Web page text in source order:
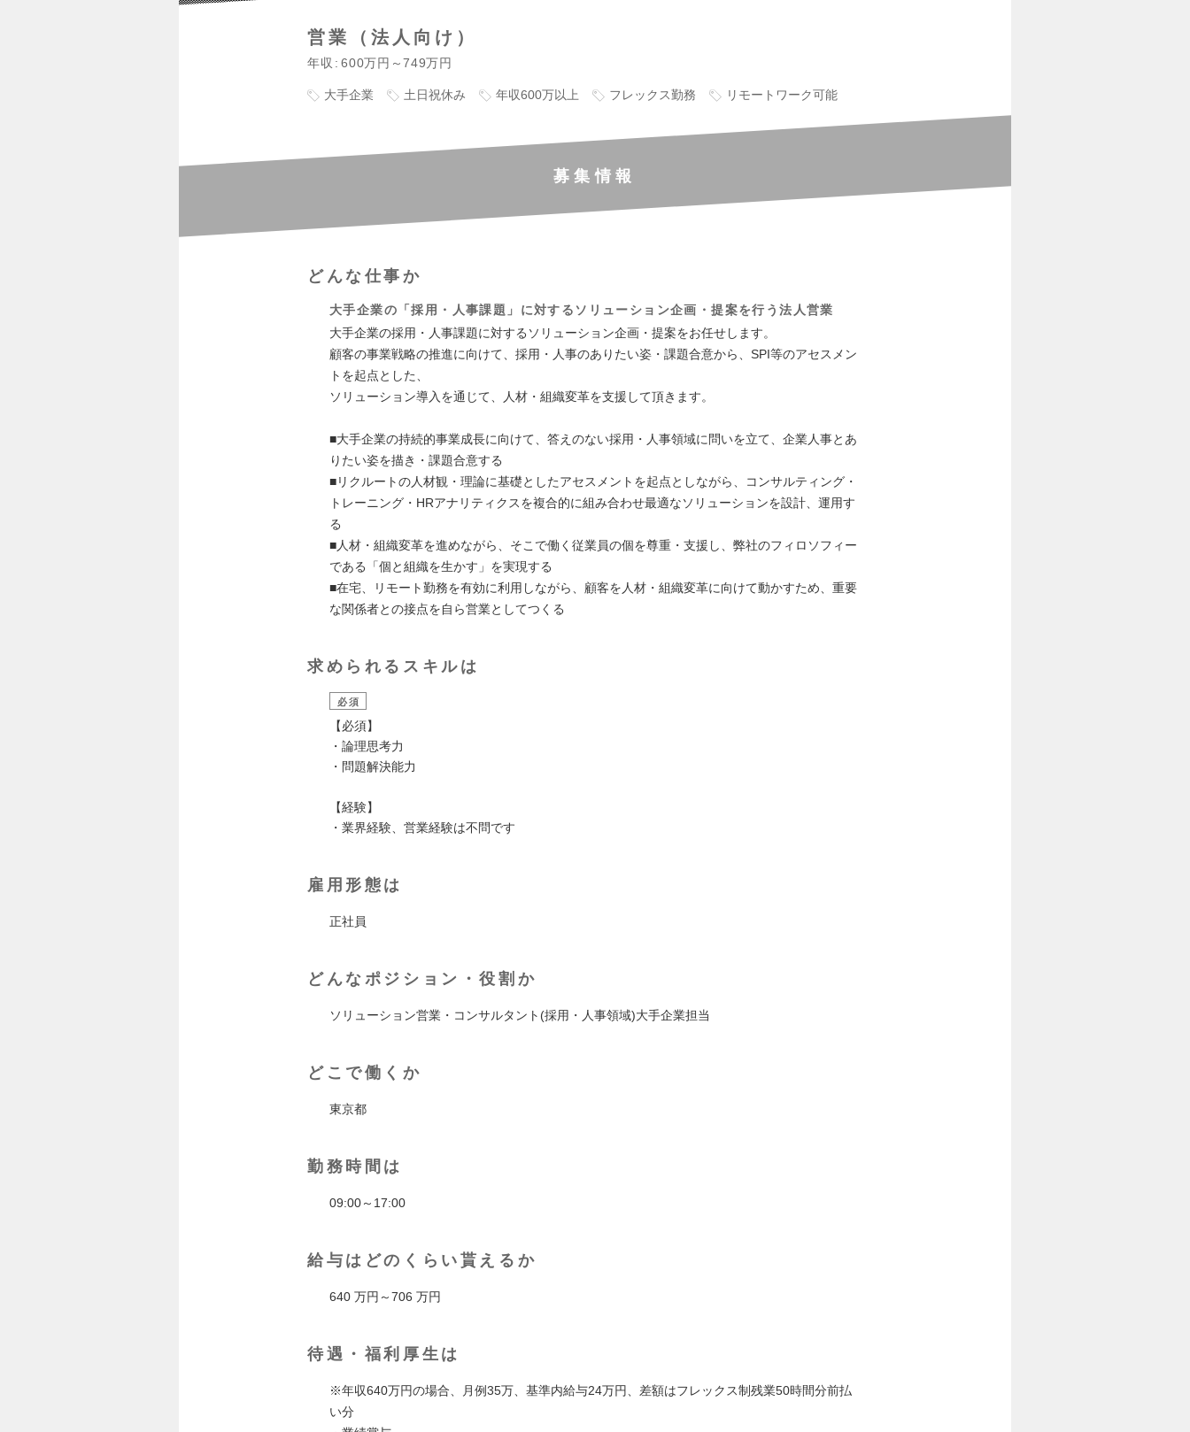
営業（法人向け）
年収 600万円～749万円
大手企業 土日祝休み 年収600万以上 フレックス勤務 リモートワーク可能
募集情報
どんな仕事か
大手企業の「採用・人事課題」に対するソリューション企画・提案を行う法人営業
大手企業の採用・人事課題に対するソリューション企画・提案をお任せします。
顧客の事業戦略の推進に向けて、採用・人事のありたい姿・課題合意から、SPI等のアセスメン
トを起点とした、
ソリューション導入を通じて、人材・組織変革を支援して頂きます。
■大手企業の持続的事業成長に向けて、答えのない採用・人事領域に問いを立て、企業人事とあ
りたい姿を描き・課題合意する
■リクルートの人材観・理論に基礎としたアセスメントを起点としながら、コンサルティング・
トレーニング・HRアナリティクスを複合的に組み合わせ最適なソリューションを設計、運用す
る
■人材・組織変革を進めながら、そこで働く従業員の個を尊重・支援し、弊社のフィロソフィー
である「個と組織を生かす」を実現する
■在宅、リモート勤務を有効に利用しながら、顧客を人材・組織変革に向けて動かすため、重要
な関係者との接点を自ら営業としてつくる
求められるスキルは
必須
【必須】
・論理思考力
・問題解決能力
【経験】
・業界経験、営業経験は不問です
雇用形態は
正社員
どんなポジション・役割か
ソリューション営業・コンサルタント(採用・人事領域)大手企業担当
どこで働くか
東京都
勤務時間は
09:00～17:00
給与はどのくらい貰えるか
640 万円～706 万円
待遇・福利厚生は
※年収640万円の場合、月例35万、基準内給与24万円、差額はフレックス制残業50時間分前払
い分